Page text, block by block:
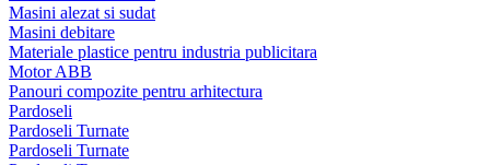
Masini alezat si sudat
Masini debitare
Materiale plastice pentru industria publicitara
Motor ABB
Panouri compozite pentru arhitectura
Pardoseli
Pardoseli Turnate
Pardoseli Turnate